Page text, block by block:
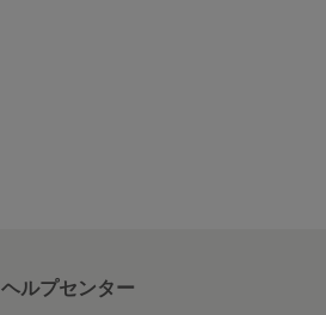
ヘルプセンター